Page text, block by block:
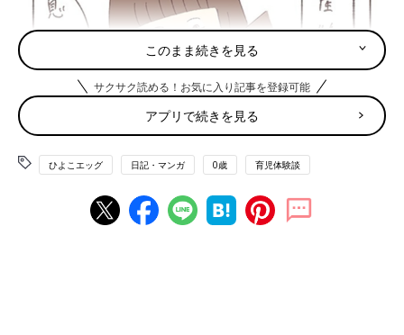
このまま続きを見る
サクサク読める！お気に入り記事を登録可能
アプリで続きを見る
ひよこエッグ 日記・マンガ 0歳 育児体験談